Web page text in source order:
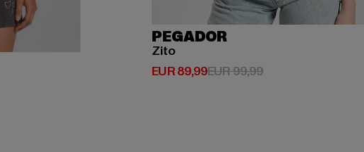
PEGADOR
Zito
EUR 89,99
Derzeitiger Preis: EUR 89,99
EUR 99,99Aktionspreis: EUR